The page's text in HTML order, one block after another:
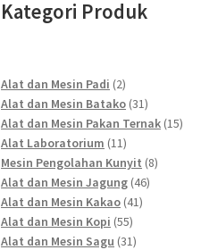
Kategori Produk
Alat dan Mesin Padi 22
products
Alat dan Mesin Batako 3131
products
Alat dan Mesin Pakan Ternak 1515
Alat Laboratorium 1111
products
Mesin Pengolahan Kunyit 88
Alat dan Mesin Jagung 4646
Alat dan Mesin Kakao 4141
Alat dan Mesin Kopi 5555
products
Alat dan Mesin Sagu 3131